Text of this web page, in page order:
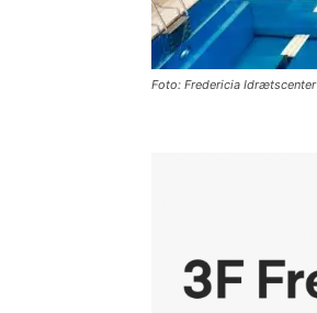
Foto: Fredericia Idrætscenter